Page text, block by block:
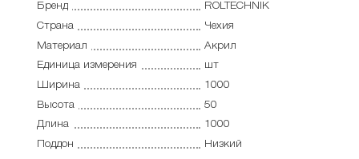
Бренд
ROLTECHNIK
Страна
Чехия
Материал
Акрил
Единица измерения
шт
Ширина
1000
Высота
50
Длина
1000
Поддон
Низкий